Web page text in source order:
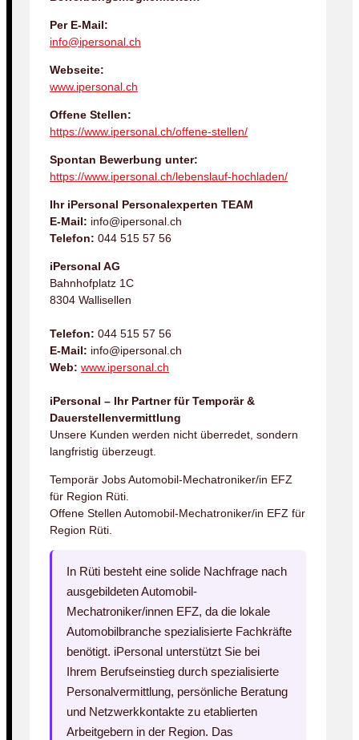
Per E-Mail:
info@ipersonal.ch
Webseite:
www.ipersonal.ch
Offene Stellen:
https://www.ipersonal.ch/offene-stellen/
Spontan Bewerbung unter:
https://www.ipersonal.ch/lebenslauf-hochladen/
Ihr iPersonal Personalexperten TEAM
E-Mail: info@ipersonal.ch
Telefon: 044 515 57 56
iPersonal AG
Bahnhofplatz 1C
8304 Wallisellen
Telefon: 044 515 57 56
E-Mail: info@ipersonal.ch
Web: www.ipersonal.ch
iPersonal – Ihr Partner für Temporär &
Dauerstellenvermittlung
Unsere Kunden werden nicht überredet, sondern
langfristig überzeugt.
Temporär Jobs Automobil-Mechatroniker/in EFZ
für Region Rüti.
Offene Stellen Automobil-Mechatroniker/in EFZ für
Region Rüti.
In Rüti besteht eine solide Nachfrage nach
ausgebildeten Automobil-
Mechatroniker/innen EFZ, da die lokale
Automobilbranche spezialisierte Fachkräfte
benötigt. iPersonal unterstützt Sie bei
Ihrem Berufseinstieg durch spezialisierte
Personalvermittlung, persönliche Beratung
und Netzwerkkontakte zu etablierten
Arbeitgebern in der Region. Das